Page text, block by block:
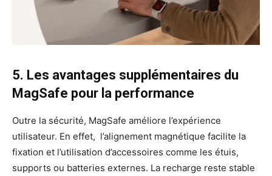
5. Les avantages supplémentaires du
MagSafe pour la performance
Outre la sécurité, MagSafe améliore l’expérience
utilisateur. En effet, l’alignement magnétique facilite la
fixation et l’utilisation d’accessoires comme les étuis,
supports ou batteries externes. La recharge reste stable